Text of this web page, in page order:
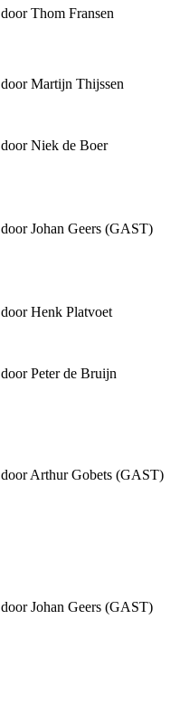
doorThom Fransen
doorMartijn Thijssen
doorNiek de Boer
doorJohan Geers (GAST)
doorHenk Platvoet
doorPeter de Bruijn
doorArthur Gobets (GAST)
doorJohan Geers (GAST)